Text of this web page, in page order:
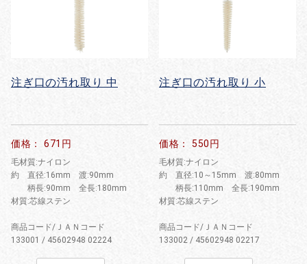
注ぎ口の汚れ取り 中
価格： 671円
毛材質:ナイロン
約 直径:16mm 渡:90mm
柄長:90mm 全長:180mm
材質:芯線ステン
商品コード/ＪＡＮコード
133001 / 45602948 02224
注ぎ口の汚れ取り 小
価格： 550円
毛材質:ナイロン
約 直径:10～15mm 渡:80mm
柄長:110mm 全長:190mm
材質:芯線ステン
商品コード/ＪＡＮコード
133002 / 45602948 02217